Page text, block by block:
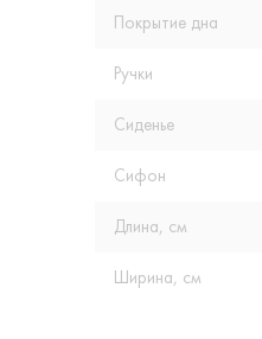
Покрытие дна
Ручки
Сиденье
Сифон
Длина, см
Ширина, см